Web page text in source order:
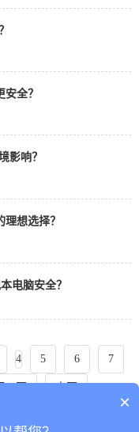
全？
影响？
想选择？
电脑安全？
4 5 6 7
×